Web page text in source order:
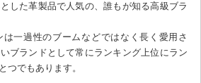
した革製品で人気の、誰もが知る高級ブラ
一過性のブームなどではなく長く愛用さ
ブランドとして常にランキング上位にラン
つでもあります。